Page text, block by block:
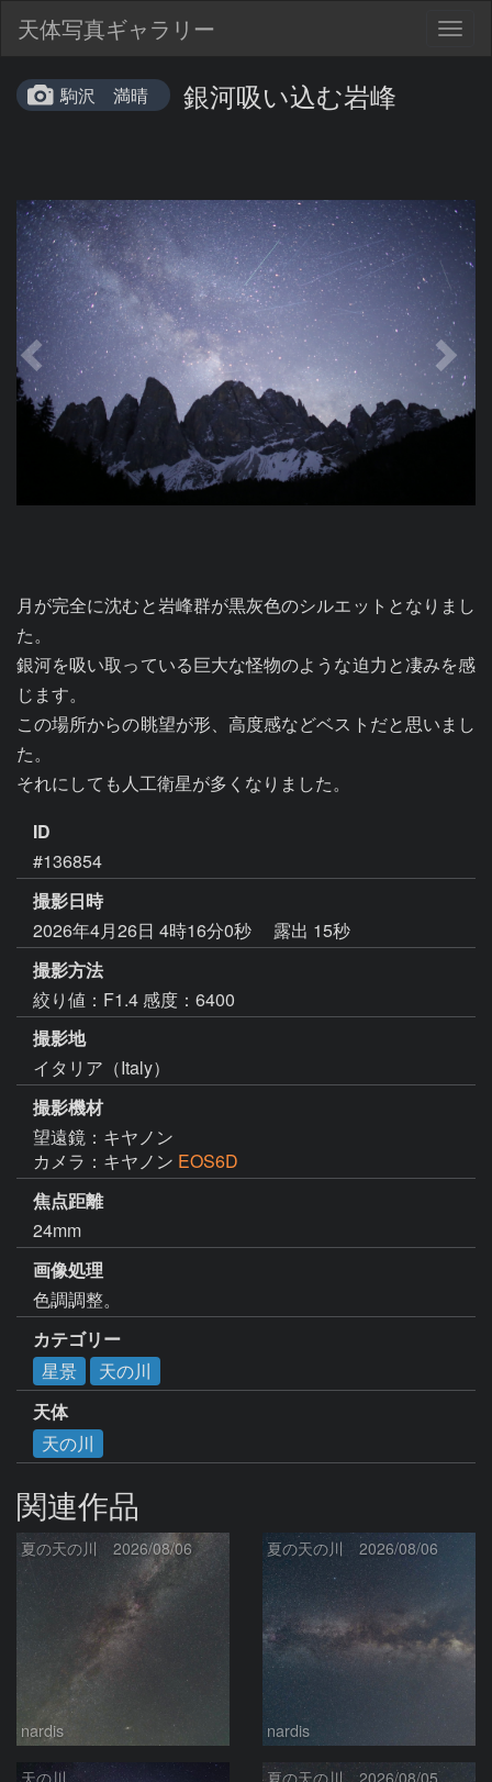
天体写真ギャラリー
駒沢 満晴 銀河吸い込む岩峰
月が完全に沈むと岩峰群が黒灰色のシルエットとなりまし
た。
銀河を吸い取っている巨大な怪物のような迫力と凄みを感
じます。
この場所からの眺望が形、高度感などベストだと思いまし
た。
それにしても人工衛星が多くなりました。
ID
#136854
撮影日時
2026年4月26日 4時16分0秒
露出 15秒
撮影方法
絞り値：F1.4 感度：6400
撮影地
イタリア（Italy）
撮影機材
望遠鏡：キヤノン
カメラ：キヤノン EOS6D
焦点距離
24mm
画像処理
色調調整。
カテゴリー
星景
天の川
天体
天の川
関連作品
夏の天の川 2026/08/06
nardis
夏の天の川 2026/08/06
nardis